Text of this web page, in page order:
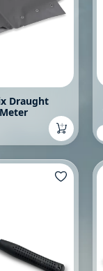
Draught